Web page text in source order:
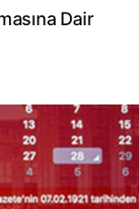
Dair